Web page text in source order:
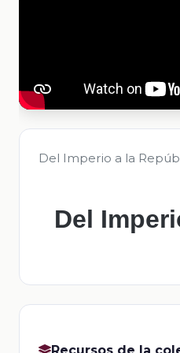
Del Imperio a la
Del